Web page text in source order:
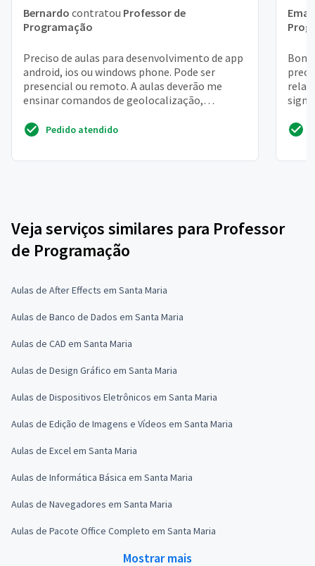
Bernardo contratou Professor de
Programação
Preciso de aulas para desenvolvimento de app
android, ios ou windows phone. Pode ser
presencial ou remoto. A aulas deverão me
ensinar comandos de geolocalização,
Pedido atendido
Bom
Veja serviços similares para Professor
de Programação
Aulas de After Effects em Santa Maria
Aulas de Banco de Dados em Santa Maria
Aulas de CAD em Santa Maria
Aulas de Design Gráfico em Santa Maria
Aulas de Dispositivos Eletrônicos em Santa Maria
Aulas de Edição de Imagens e Vídeos em Santa Maria
Aulas de Excel em Santa Maria
Aulas de Informática Básica em Santa Maria
Aulas de Navegadores em Santa Maria
Aulas de Pacote Office Completo em Santa Maria
Mostrar mais